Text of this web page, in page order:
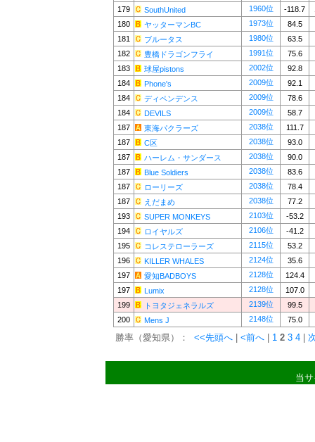
179
SouthUnited 1960位 -118.7
180
ヤッターマンBC 1973位
84.5
181
ブルータス 1980位
63.5
182
豊橋ドラゴンフライ 1991位
75.6
183
球屋pistons 2002位
92.8
184
Phone's 2009位
92.1
184
ディペンデンス 2009位
78.6
184
DEVILS 2009位
58.7
187
東海パクラーズ 2038位
111.7
187
C区 2038位
93.0
187
ハーレム・サンダース 2038位
90.0
187
Blue Soldiers 2038位
83.6
187
ローリーズ 2038位
78.4
187
えだまめ 2038位
77.2
193
SUPER MONKEYS 2103位
-53.2
194
ロイヤルズ 2106位
-41.2
195
コレステローラーズ 2115位
53.2
196
KILLER WHALES 2124位
35.6
197
愛知BADBOYS 2128位
124.4
197
Lumix 2128位
107.0
199
トヨタジェネラルズ 2139位
99.5
200
Mens J 2148位 75.0
勝率（愛知県）： <<先頭へ <前へ 1 2 3 4
当